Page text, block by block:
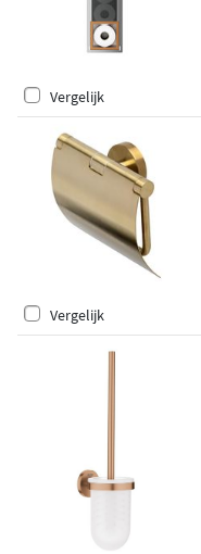
Vergelijk
Vergelijk